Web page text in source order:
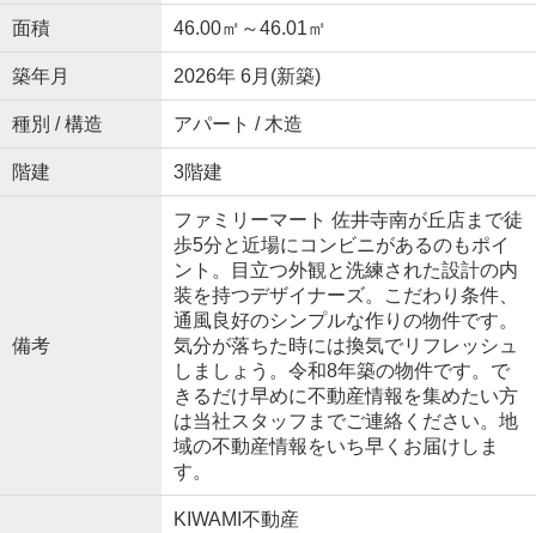
面積 46.00㎡～46.01㎡
築年月 2026年 6月(新築)
種別 / 構造 アパート / 木造
階建 3階建
備考
ファミリーマート 佐井寺南が丘店まで徒
歩5分と近場にコンビニがあるのもポイ
ント。目立つ外観と洗練された設計の内
装を持つデザイナーズ。こだわり条件、
通風良好のシンプルな作りの物件です。
気分が落ちた時には換気でリフレッシュ
しましょう。令和8年築の物件です。で
きるだけ早めに不動産情報を集めたい方
は当社スタッフまでご連絡ください。地
域の不動産情報をいち早くお届けしま
す。
KIWAMI不動産